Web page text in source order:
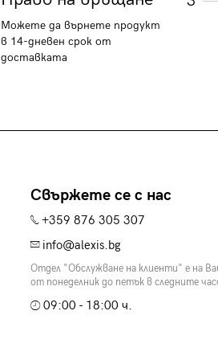
Можете да върнете продукт
в 14-дневен срок от
доставката
Свържете се с нас
+359 876 305 307
info@alexis.bg
Отдел "Обслужване на клиенти" е на
от понеделник до петък в следните
09:00 - 18:00 ч.